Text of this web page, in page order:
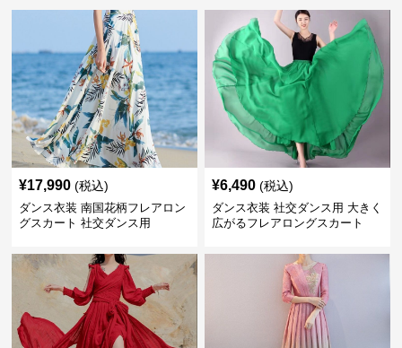
¥17,990 (税込)
ダンス衣装 南国花柄フレアロン
グスカート 社交ダンス用
¥6,490 (税込)
ダンス衣装 社交ダンス用 大きく
広がるフレアロングスカート